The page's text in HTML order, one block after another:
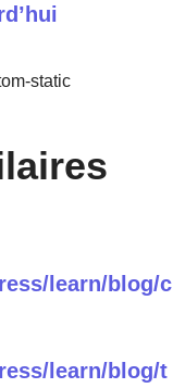
static
learn/blog/c
learn/blog/t